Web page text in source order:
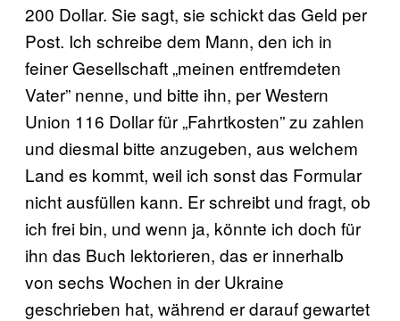
200 Dollar. Sie sagt, sie schickt das Geld per
Post. Ich schreibe dem Mann, den ich in
feiner Gesellschaft „meinen entfremdeten
Vater” nenne, und bitte ihn, per Western
Union 116 Dollar für „Fahrtkosten” zu zahlen
und diesmal bitte anzugeben, aus welchem
Land es kommt, weil ich sonst das Formular
nicht ausfüllen kann. Er schreibt und fragt, ob
ich frei bin, und wenn ja, könnte ich doch für
ihn das Buch lektorieren, das er innerhalb
von sechs Wochen in der Ukraine
geschrieben hat, während er darauf gewartet